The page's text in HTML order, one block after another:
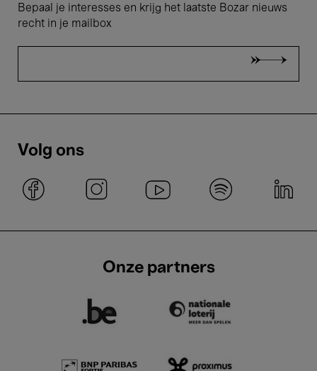
Bepaal je interesses en krijg het laatste Bozar nieuws
recht in je mailbox
Volg ons
Onze partners